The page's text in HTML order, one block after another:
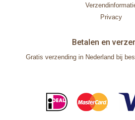
Privacy
Betalen en
Gratis verzending in Nederland bij